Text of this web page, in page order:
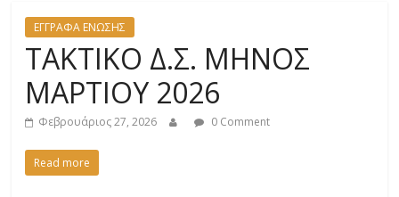
ΕΓΓΡΑΦΑ ΕΝΩΣΗΣ
ΤΑΚΤΙΚΟ Δ.Σ. ΜΗΝΟΣ
ΜΑΡΤΙΟΥ 2026
Φεβρουάριος 27, 2026 0 Comment
Read more